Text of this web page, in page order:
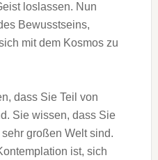
loslassen. Nun
Bewusstseins,
mit dem Kosmos zu
dass Sie Teil von
Sie wissen, dass Sie
großen Welt sind.
ist, sich